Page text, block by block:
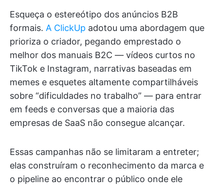
Esqueça o estereótipo dos anúncios B2B
formais. A ClickUp adotou uma abordagem que
prioriza o criador, pegando emprestado o
melhor dos manuais B2C — vídeos curtos no
TikTok e Instagram, narrativas baseadas em
memes e esquetes altamente compartilháveis
sobre “dificuldades no trabalho” — para entrar
em feeds e conversas que a maioria das
empresas de SaaS não consegue alcançar.
Essas campanhas não se limitaram a entreter;
elas construíram o reconhecimento da marca e
o pipeline ao encontrar o público onde ele